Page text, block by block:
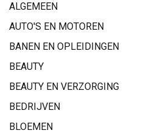
ALGEMEEN
AUTO'S EN MOTOREN
BANEN EN OPLEIDINGEN
BEAUTY
BEAUTY EN VERZORGING
BEDRIJVEN
BLOEMEN